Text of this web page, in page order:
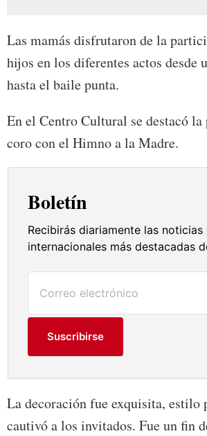
Las mamás disfrutaron de la
hijos en los diferentes actos desde
hasta el baile punta.
En el Centro Cultural se destacó
coro con el Himno a la Madre.
Boletín
Recibirás diariamente las noticias
internacionales más destacadas
Suscribirse
La decoración fue exquisita, estilo
cautivó a los invitados. Fue un fin